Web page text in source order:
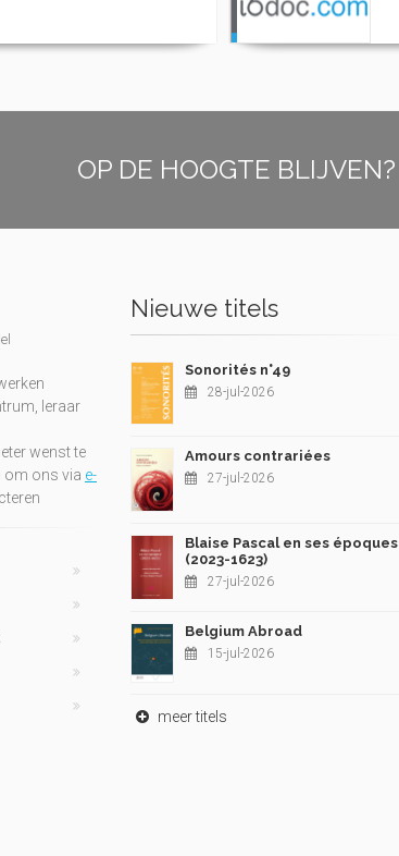
OP DE HOOGTE BLIJVEN?
leraar
wenst te
om ons via e-
Nieuwe titels
Sonorités n°49
28-jul-2026
Amours contrariées
27-jul-2026
Blaise Pascal en ses époques
(2023-1623)
27-jul-2026
Belgium Abroad
15-jul-2026
meer titels